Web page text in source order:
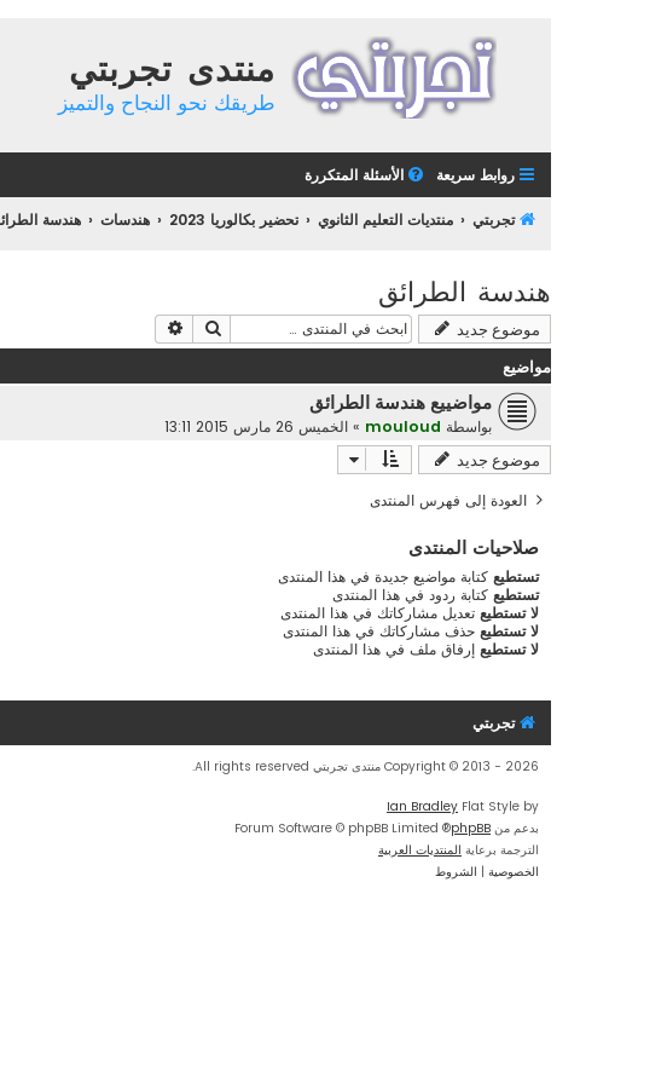
منتدى تجربتي
طريقك نحو النجاح والتميز
روابط سريعة الأسئلة المتكررة
تجربتي منتديات التعليم الثانوي تحضير بكالوريا 2023 هندسات هندسة
هندسة الطرائق
موضوع جديد بحث
مواضيع
مواضييع هندسة الطرائق
بواسطة mouloud
» الخميس 26 مارس 2015 13:11
موضوع جديد
العودة إلى فهرس المنتدى
صلاحيات المنتدى
تستطيع كتابة مواضيع جديدة في هذا المنتدى
تستطيع كتابة ردود في هذا المنتدى
لا تستطيع تعديل مشاركاتك في هذا المنتدى
لا تستطيع حذف مشاركاتك في هذا المنتدى
لا تستطيع إرفاق ملف في هذا المنتدى
تجربتي
Copyright © 2013 - 2026 منتدى تجربتي All rights reserved.
Flat Style by
Ian Bradley
بدعم من phpBB
® Forum Software © phpBB Limited
الترجمة برعاية المنتديات العربية
الخصوصية | الشروط